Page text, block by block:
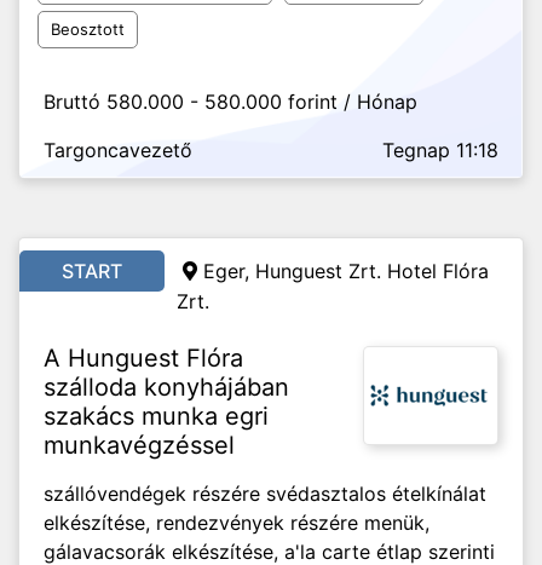
Beosztott
Bruttó 580.000 - 580.000 forint / Hónap
Targoncavezető
Tegnap 11:18
START
Eger, Hunguest Zrt. Hotel Flóra
Zrt.
A Hunguest Flóra
szálloda konyhájában
szakács munka egri
munkavégzéssel
szállóvendégek részére svédasztalos ételkínálat
elkészítése, rendezvények részére menük,
gálavacsorák elkészítése, a'la carte étlap szerinti